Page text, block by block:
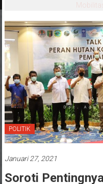
POLITIK
Januari 27, 2021
Soroti